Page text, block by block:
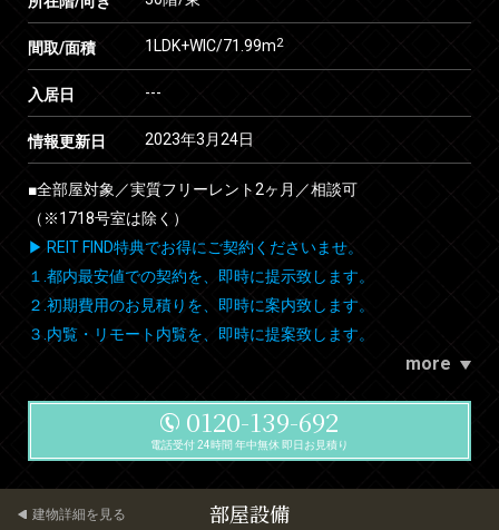
間取/面積 1LDK+WIC/71.99m2
入居日 ---
情報更新日 2023年3月24日
■全部屋対象／実質フリーレント2ヶ月／相談可
（※1718号室は除く）
▶ REIT FIND特典でお得にご契約くださいませ。
１.都内最安値での契約を、即時に提示致します。
２.初期費用のお見積りを、即時に案内致します。
３.内覧・リモート内覧を、即時に提案致します。
more
0120-139-692
電話受付 24時間 年中無休 即日お見積り
部屋設備
建物詳細を見る